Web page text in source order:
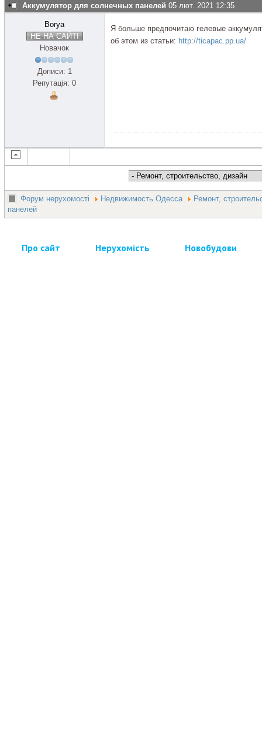
Аккумулятор для солнечных панелей 05 лют. 2021 12:35
Borya
НЕ НА САЙТІ
Новачок
Дописи: 1
Репутація: 0
Я больше предпочитаю гелевые
об этом из статьи: http://ticapac.pp.ua/
Форум нерухомості Недвижимость Одесса
Ремонт,
панелей
Про сайт Нерухомість Новобудови